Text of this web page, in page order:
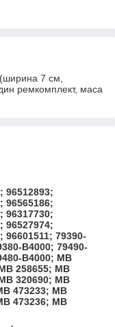
7 см,
ремкомплект, маса
96512893;
96565186;
96317730;
96527974;
96601511; 79390-
B4000; 79490-
B4000; MB
258655; MB
320690; MB
473233; MB
473236; MB